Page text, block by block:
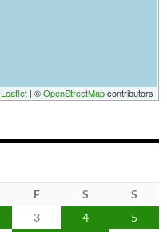
Leaflet | ©OpenStreetMapcontributors
F S
S
3 4
5